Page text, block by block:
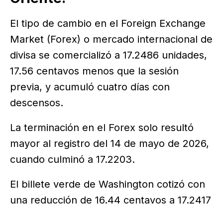
El tipo de cambio en el Foreign Exchange
Market (Forex) o mercado internacional de
divisa se comercializó a 17.2486 unidades,
17.56 centavos menos que la sesión
previa, y acumuló cuatro días con
descensos.
La terminación en el Forex solo resultó
mayor al registro del 14 de mayo de 2026,
cuando culminó a 17.2203.
El billete verde de Washington cotizó con
una reducción de 16.44 centavos a 17.2417